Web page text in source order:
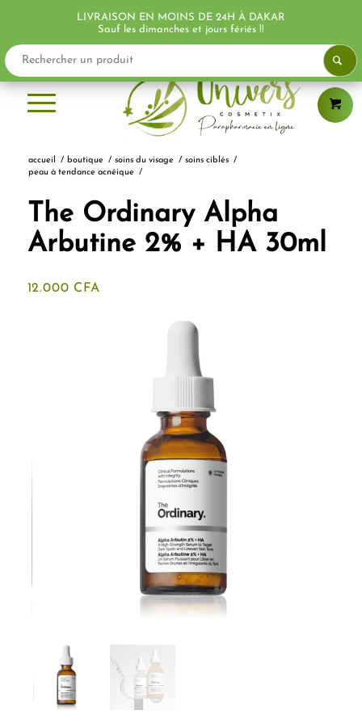
accueil / boutique / soins du visage / soins ciblés /
peau à tendance acnéique
/
The Ordinary Alpha
Arbutine 2% + HA 30ml
12.000 CFA
LIVRAISON EN MOINS DE 24H À DAKAR
Sauf les dimanches et jours fériés !!